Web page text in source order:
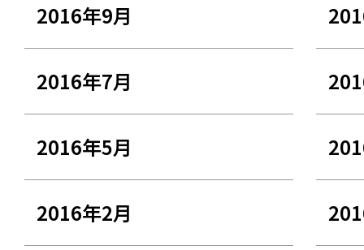
2016年9月
2016年7月
2016年5月
2016年2月